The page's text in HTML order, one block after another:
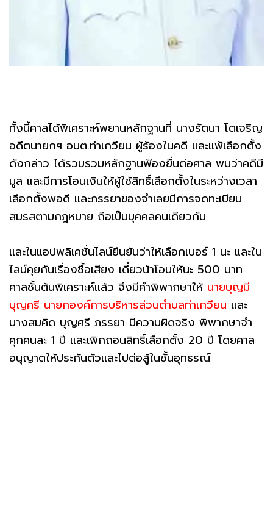
ทั้งนี้ศาลได้พิเคราะห์พยานหลักฐานที่ นางรัตนา โตเจริญ
อดีตนายกฯ อบต.ท่าเกวียน ผู้ร้องในคดี และแพ้เลือกตั้ง
ดังกล่าว ได้รวบรวมหลักฐานฟ้องยื่นต่อศาล พบว่าคดีมี
มูล และมีการโอนเงินให้ผู้ใช้สิทธิ์เลือกตั้งในระหว่างเวลา
เลือกตั้งพอดี และภรรยาของจำเลยมีการจดทะเบียน
สมรสตามกฎหมาย ถือเป็นบุคคลคนเดียวกัน
และในแอปพลิเคชั่นไลน์ยืนยันว่าให้เลือกเบอร์ 1 นะ และใน
ไลน์คุยกันเรื่องซื้อเสียง เดี๋ยวน้าโอนให้นะ 500 บาท
ศาลชั้นต้นพิเคราะห์แล้ว จึงมีคำพิพากษาให้ นายบุญมี
บุญศรี นายกองค์การบริหารส่วนตำบลท่าเกวียน และ
นางสมคิด บุญศรี ภรรยา มีความผิดจริง พิพากษาจำ
คุกคนละ 1 ปี และเพิกถอนสิทธิ์เลือกตั้ง 20 ปี โดยศาล
อนุญาตให้ประกันตัวและไปต่อสู้ในชั้นอุทธรณ์